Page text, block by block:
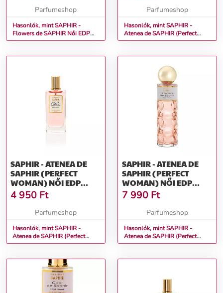
Parfumeshop
Hasonlók, mint SAPHIR -
Flowers de SAPHIR Női EDP
Méret: 200 ml
Parfumeshop
Hasonlók, mint SAPHIR -
Atenea de SAPHIR (Perfect
Woman) Női EDP Méret: 30 ml
SAPHIR - ATENEA DE
SAPHIR (PERFECT
WOMAN) NŐI EDP
MÉRET: 50 ML
4 950 Ft
Parfumeshop
Hasonlók, mint SAPHIR -
Atenea de SAPHIR (Perfect
Woman) Női EDP Méret: 50 ml
SAPHIR - ATENEA DE
SAPHIR (PERFECT
WOMAN) NŐI EDP
MÉRET: 200 ML
7 990 Ft
Parfumeshop
Hasonlók, mint SAPHIR -
Atenea de SAPHIR (Perfect
Woman) Női EDP Méret: 200 ml